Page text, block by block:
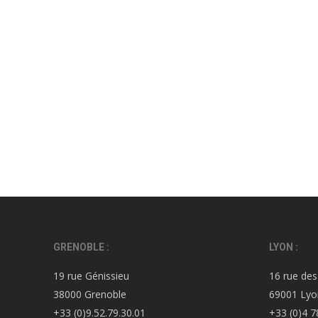
GRENOBLE :
19 rue Génissieu
38000 Grenoble
+33 (0)9.52.79.30.01
LYON :
16 rue
69001
+33 (0)4